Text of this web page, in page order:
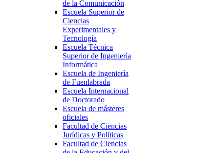
de la Comunicación
Escuela Superior de
Ciencias
Experimentales y
Tecnología
Escuela Técnica
Superior de Ingeniería
Informática
Escuela de Ingeniería
de Fuenlabrada
Escuela Internacional
de Doctorado
Escuela de másteres
oficiales
Facultad de Ciencias
Jurídicas y Políticas
Facultad de Ciencias